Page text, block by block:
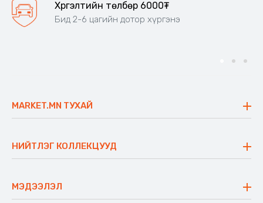
Хүргэлтийн төлбөр 6000₮
Бид 2-6 цагийн дотор хүргэнэ
MARKET.MN ТУХАЙ
Үнэт зүйлс
Ажлын байр
Блог
НИЙТЛЭГ КОЛЛЕКЦУУД
Сүүдрэвч
Аяны ширээ
МЭДЭЭЛЭЛ